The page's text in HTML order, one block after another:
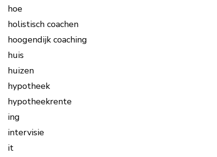
hoe
holistisch coachen
hoogendijk coaching
huis
huizen
hypotheek
hypotheekrente
ing
intervisie
it